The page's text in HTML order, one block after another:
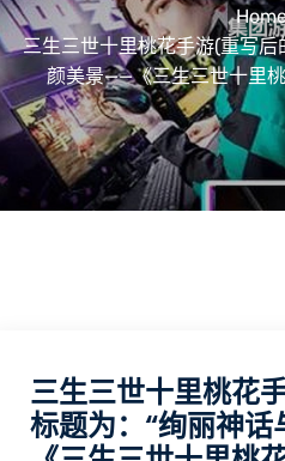
三生三世十里桃花手游(重写后
颜美景——《三生三世十里
三生三世十里桃花
标题为：“绚丽神